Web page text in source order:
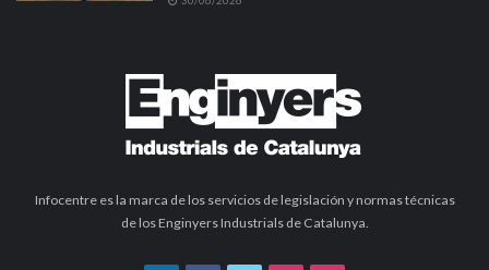
Infocentre es la marca de los servicios de legislación y normas técnicas
de los Enginyers Industrials de Catalunya.